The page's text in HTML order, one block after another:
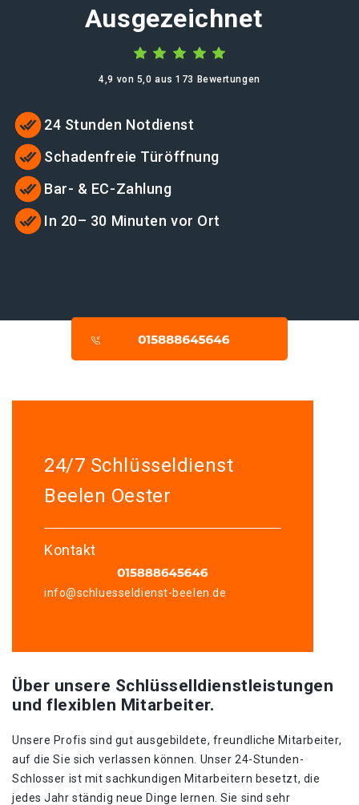
Ausgezeichnet
4,9 von 5,0 aus 173 Bewertungen
24 Stunden Notdienst
Schadenfreie Türöffnung
Bar- & EC-Zahlung
In 20– 30 Minuten vor Ort
24/7 Schlüsseldienst
Beelen Oester
Kontakt
info@schluesseldienst-beelen.de
Über unsere Schlüsselldienstleistungen
und flexiblen Mitarbeiter.
Unsere Profis sind gut ausgebildete, freundliche Mitarbeiter,
auf die Sie sich verlassen können. Unser 24-Stunden-
Schlosser ist mit sachkundigen Mitarbeitern besetzt, die
jedes Jahr ständig neue Dinge lernen. Sie sind sehr